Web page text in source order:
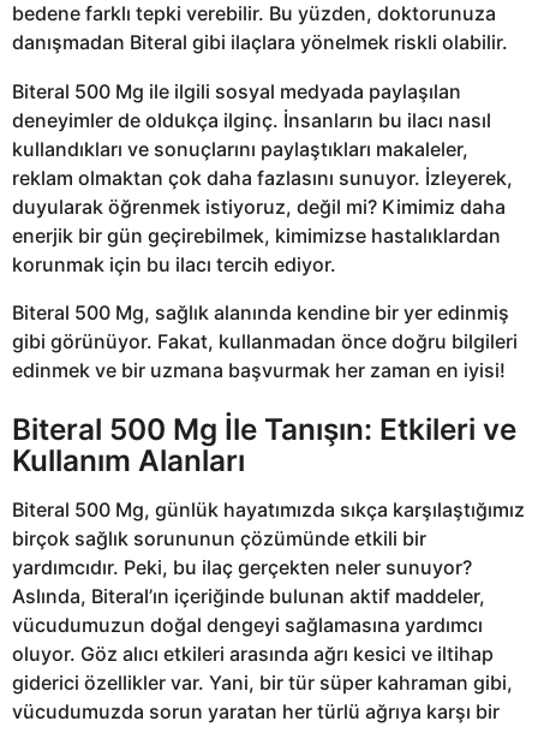
bedene farklı tepki verebilir. Bu yüzden, doktorunuza
danışmadan Biteral gibi ilaçlara yönelmek riskli olabilir.
Biteral 500 Mg ile ilgili sosyal medyada paylaşılan
deneyimler de oldukça ilginç. İnsanların bu ilacı nasıl
kullandıkları ve sonuçlarını paylaştıkları makaleler,
reklam olmaktan çok daha fazlasını sunuyor. İzleyerek,
duyularak öğrenmek istiyoruz, değil mi? Kimimiz daha
enerjik bir gün geçirebilmek, kimimizse hastalıklardan
korunmak için bu ilacı tercih ediyor.
Biteral 500 Mg, sağlık alanında kendine bir yer edinmiş
gibi görünüyor. Fakat, kullanmadan önce doğru bilgileri
edinmek ve bir uzmana başvurmak her zaman en iyisi!
Biteral 500 Mg İle Tanışın: Etkileri ve
Kullanım Alanları
Biteral 500 Mg, günlük hayatımızda sıkça karşılaştığımız
birçok sağlık sorununun çözümünde etkili bir
yardımcıdır. Peki, bu ilaç gerçekten neler sunuyor?
Aslında, Biteral’ın içeriğinde bulunan aktif maddeler,
vücudumuzun doğal dengeyi sağlamasına yardımcı
oluyor. Göz alıcı etkileri arasında ağrı kesici ve iltihap
giderici özellikler var. Yani, bir tür süper kahraman gibi,
vücudumuzda sorun yaratan her türlü ağrıya karşı bir